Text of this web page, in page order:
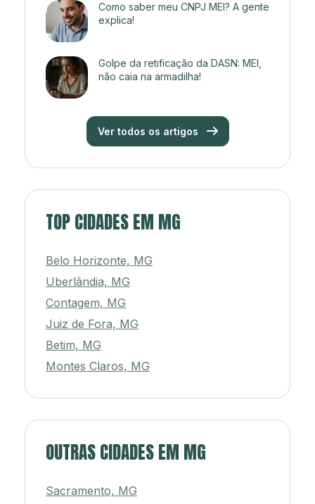
Como saber meu CNPJ MEI? A gente
explica!
Golpe da retificação da DASN: MEI,
não caia na armadilha!
Ver todos os artigos
TOP CIDADES EM MG
Belo Horizonte, MG
Uberlândia, MG
Contagem, MG
Juiz de Fora, MG
Betim, MG
Montes Claros, MG
OUTRAS CIDADES EM MG
Sacramento, MG